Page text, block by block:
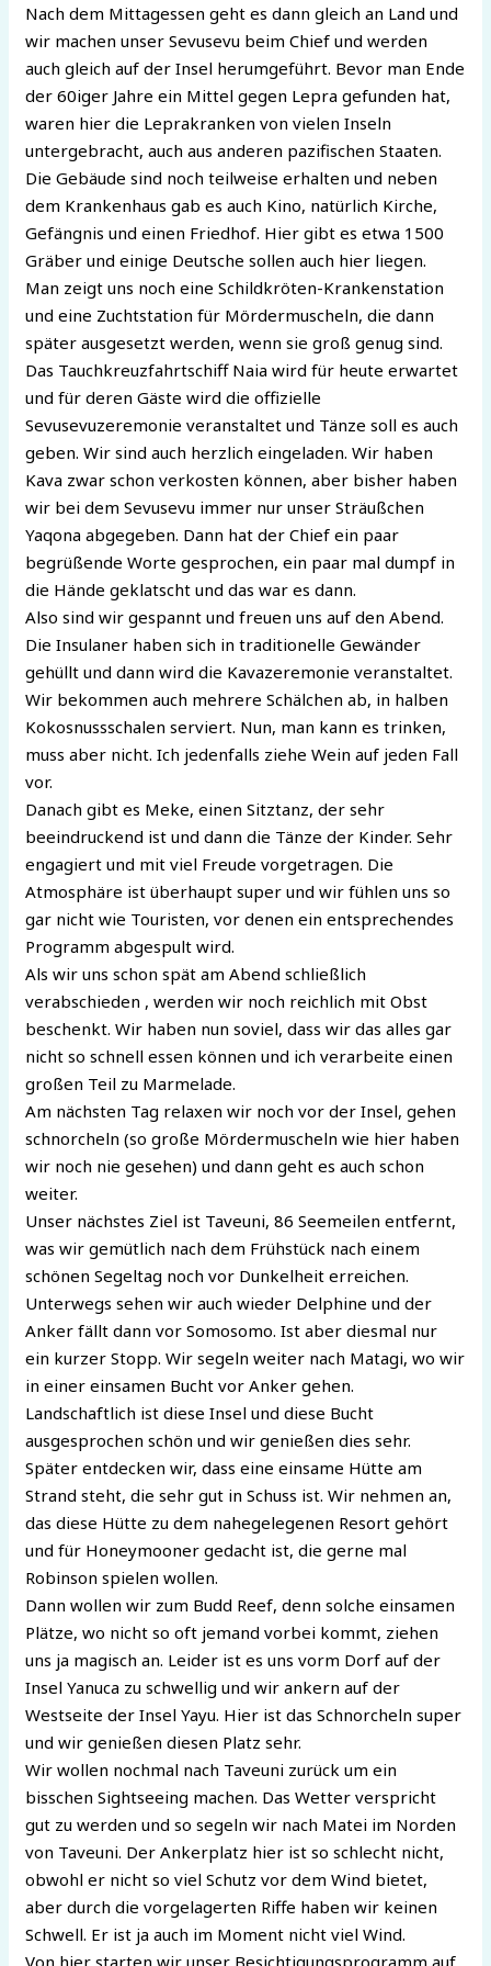
Nach dem Mittagessen geht es dann gleich an Land und
wir machen unser Sevusevu beim Chief und werden
auch gleich auf der Insel herumgeführt. Bevor man Ende
der 60iger Jahre ein Mittel gegen Lepra gefunden hat,
waren hier die Leprakranken von vielen Inseln
untergebracht, auch aus anderen pazifischen Staaten.
Die Gebäude sind noch teilweise erhalten und neben
dem Krankenhaus gab es auch Kino, natürlich Kirche,
Gefängnis und einen Friedhof. Hier gibt es etwa 1500
Gräber und einige Deutsche sollen auch hier liegen.
Man zeigt uns noch eine Schildkröten-Krankenstation
und eine Zuchtstation für Mördermuscheln, die dann
später ausgesetzt werden, wenn sie groß genug sind.
Das Tauchkreuzfahrtschiff Naia wird für heute erwartet
und für deren Gäste wird die offizielle
Sevusevuzeremonie veranstaltet und Tänze soll es auch
geben. Wir sind auch herzlich eingeladen. Wir haben
Kava zwar schon verkosten können, aber bisher haben
wir bei dem Sevusevu immer nur unser Sträußchen
Yaqona abgegeben. Dann hat der Chief ein paar
begrüßende Worte gesprochen, ein paar mal dumpf in
die Hände geklatscht und das war es dann.
Also sind wir gespannt und freuen uns auf den Abend.
Die Insulaner haben sich in traditionelle Gewänder
gehüllt und dann wird die Kavazeremonie veranstaltet.
Wir bekommen auch mehrere Schälchen ab, in halben
Kokosnussschalen serviert. Nun, man kann es trinken,
muss aber nicht. Ich jedenfalls ziehe Wein auf jeden Fall
vor.
Danach gibt es Meke, einen Sitztanz, der sehr
beeindruckend ist und dann die Tänze der Kinder. Sehr
engagiert und mit viel Freude vorgetragen. Die
Atmosphäre ist überhaupt super und wir fühlen uns so
gar nicht wie Touristen, vor denen ein entsprechendes
Programm abgespult wird.
Als wir uns schon spät am Abend schließlich
verabschieden , werden wir noch reichlich mit Obst
beschenkt. Wir haben nun soviel, dass wir das alles gar
nicht so schnell essen können und ich verarbeite einen
großen Teil zu Marmelade.
Am nächsten Tag relaxen wir noch vor der Insel, gehen
schnorcheln (so große Mördermuscheln wie hier haben
wir noch nie gesehen) und dann geht es auch schon
weiter.
Unser nächstes Ziel ist Taveuni, 86 Seemeilen entfernt,
was wir gemütlich nach dem Frühstück nach einem
schönen Segeltag noch vor Dunkelheit erreichen.
Unterwegs sehen wir auch wieder Delphine und der
Anker fällt dann vor Somosomo. Ist aber diesmal nur
ein kurzer Stopp. Wir segeln weiter nach Matagi, wo wir
in einer einsamen Bucht vor Anker gehen.
Landschaftlich ist diese Insel und diese Bucht
ausgesprochen schön und wir genießen dies sehr.
Später entdecken wir, dass eine einsame Hütte am
Strand steht, die sehr gut in Schuss ist. Wir nehmen an,
das diese Hütte zu dem nahegelegenen Resort gehört
und für Honeymooner gedacht ist, die gerne mal
Robinson spielen wollen.
Dann wollen wir zum Budd Reef, denn solche einsamen
Plätze, wo nicht so oft jemand vorbei kommt, ziehen
uns ja magisch an. Leider ist es uns vorm Dorf auf der
Insel Yanuca zu schwellig und wir ankern auf der
Westseite der Insel Yayu. Hier ist das Schnorcheln super
und wir genießen diesen Platz sehr.
Wir wollen nochmal nach Taveuni zurück um ein
bisschen Sightseeing machen. Das Wetter verspricht
gut zu werden und so segeln wir nach Matei im Norden
von Taveuni. Der Ankerplatz hier ist so schlecht nicht,
obwohl er nicht so viel Schutz vor dem Wind bietet,
aber durch die vorgelagerten Riffe haben wir keinen
Schwell. Er ist ja auch im Moment nicht viel Wind.
Von hier starten wir unser Besichtigungsprogramm auf